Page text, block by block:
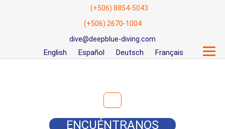
(+506) 8854-5043
(+506) 2670-1004
dive@deepblue-diving.com
English Español Deutsch Français
Buscar:
ENCUÉNTRANOS